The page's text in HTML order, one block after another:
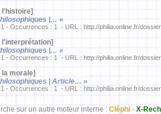
l'histoire]
|… »
Occurrences : 1 - URL : http://philia.online.fr/
l'interprétation]
|… »
Occurrences : 1 - URL : http://philia.online.fr/
morale]
| Article… »
Occurrences : 1 - URL : http://philia.online.fr/
sur un autre moteur interne : Cléphi - X-